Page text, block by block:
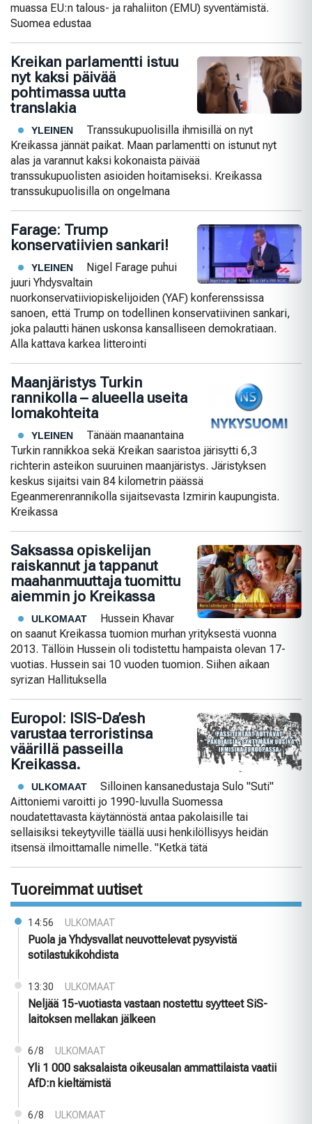
muassa EU:n talous- ja rahaliiton (EMU) syventämistä.
Suomea edustaa
Kreikan parlamentti istuu
nyt kaksi päivää
pohtimassa uutta
translakia
YLEINEN
Transsukupuolisilla ihmisillä on nyt
Kreikassa jännät paikat. Maan parlamentti on istunut nyt
alas ja varannut kaksi kokonaista päivää
transsukupuolisten asioiden hoitamiseksi. Kreikassa
transsukupuolisilla on ongelmana
Farage: Trump
konservatiivien sankari!
YLEINEN
Nigel Farage puhui
juuri Yhdysvaltain
nuorkonservatiiviopiskelijoiden (YAF) konferenssissa
sanoen, että Trump on todellinen konservatiivinen sankari,
joka palautti hänen uskonsa kansalliseen demokratiaan.
Alla kattava karkea litterointi
Maanjäristys Turkin
rannikolla – alueella useita
lomakohteita
YLEINEN
Tänään maanantaina
Turkin rannikkoa sekä Kreikan saaristoa järisytti 6,3
richterin asteikon suuruinen maanjäristys. Järistyksen
keskus sijaitsi vain 84 kilometrin päässä
Egeanmerenrannikolla sijaitsevasta Izmirin kaupungista.
Kreikassa
Saksassa opiskelijan
raiskannut ja tappanut
maahanmuuttaja tuomittu
aiemmin jo Kreikassa
ULKOMAAT
Hussein Khavar
on saanut Kreikassa tuomion murhan yrityksestä vuonna
2013. Tällöin Hussein oli todistettu hampaista olevan 17-
vuotias. Hussein sai 10 vuoden tuomion. Siihen aikaan
syrizan Hallituksella
Europol: ISIS-Da’esh
varustaa terroristinsa
väärillä passeilla
Kreikassa.
ULKOMAAT
Silloinen kansanedustaja Sulo "Suti"
Aittoniemi varoitti jo 1990-luvulla Suomessa
noudatettavasta käytännöstä antaa pakolaisille tai
sellaisiksi tekeytyville täällä uusi henkilöllisyys heidän
itsensä ilmoittamalle nimelle. "Ketkä tätä
Tuoreimmat uutiset
14:56 ULKOMAAT
Puola ja Yhdysvallat neuvottelevat pysyvistä
sotilastukikohdista
13:30 ULKOMAAT
Neljää 15-vuotiasta vastaan nostettu syytteet SiS-
laitoksen mellakan jälkeen
6/8 ULKOMAAT
Yli 1 000 saksalaista oikeusalan ammattilaista vaatii
AfD:n kieltämistä
6/8 ULKOMAAT